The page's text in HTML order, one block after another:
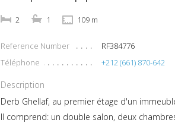
2 1 109 m
Reference Number
RF384776
Téléphone
+212 (661) 870-642
Description
Derb Ghellaf, au premier étage d'un
Il comprend: un double salon, deux